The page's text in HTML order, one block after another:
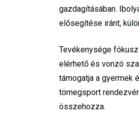
gazdagításában.
elősegítése iránt,
Tevékenysége
elérhető és vonzó
támogatja a gyermek
tömegsport
összehozza.